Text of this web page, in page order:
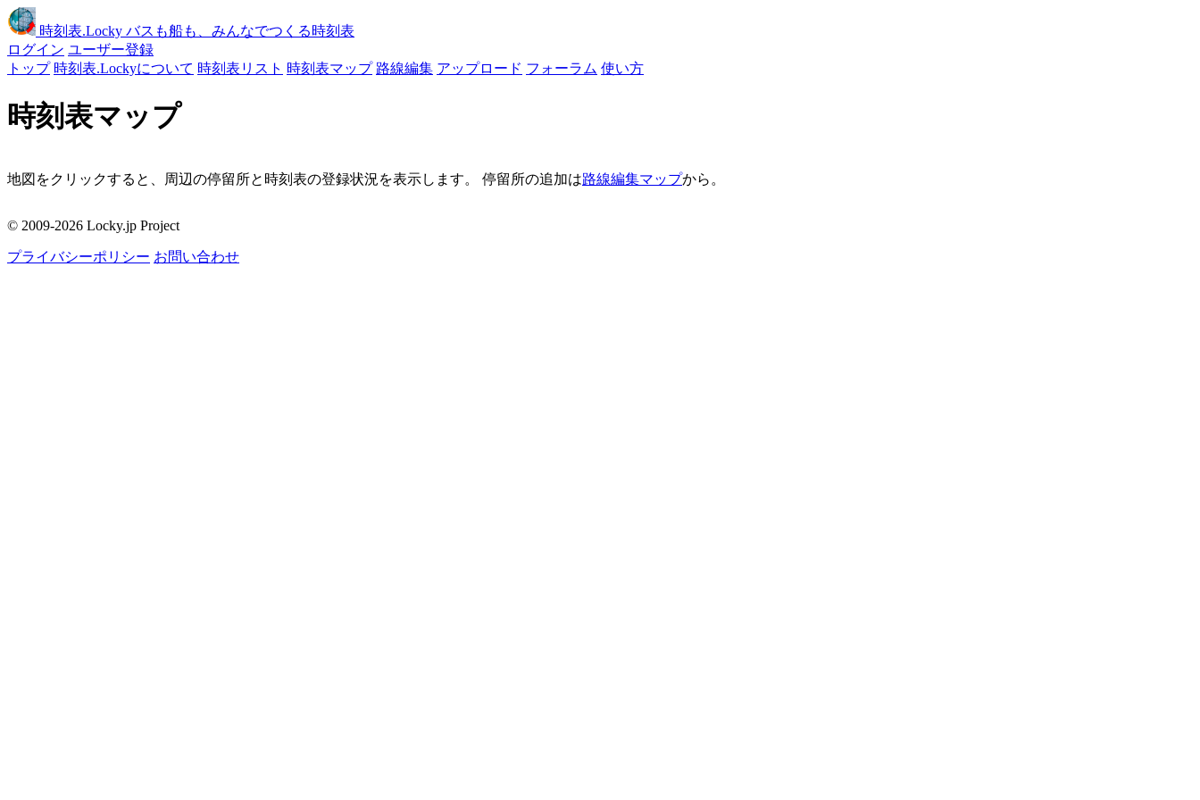
時刻表.Locky バスも船も、みんなでつくる時刻表
ログイン ユーザー登録
トップ 時刻表.Lockyについて 時刻表リスト 時刻表マップ 路線編集 アップロード フォーラム 使い方
時刻表マップ
地図をクリックすると、周辺の停留所と時刻表の登録状況を表示します。 停留所の追加は路線編集マップから。
周辺の停留所
© 2009-2026 Locky.jp Project
プライバシーポリシー お問い合わせ